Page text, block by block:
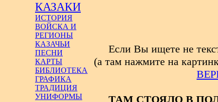
КАЗАКИ
ИСТОРИЯ
ВОЙСКА И
РЕГИОНЫ
КАЗАЧЬИ
ПЕСНИ
КАРТЫ
БИБЛИОТЕКА
ГРАФИКА
ТРАДИЦИЯ
УНИФОРМЫ
Если Вы ищете не
(а там нажмите на
ТАМ СТОЯЛО В